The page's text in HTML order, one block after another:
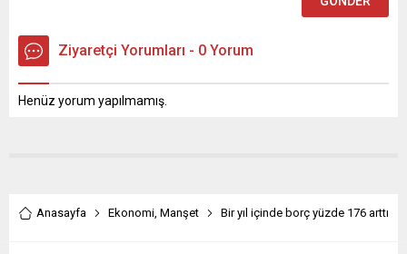
Ziyaretçi Yorumları - 0 Yorum
Henüz yorum yapılmamış.
Anasayfa Ekonomi Manşet Bir yıl içinde borç yüzde 176 arttı